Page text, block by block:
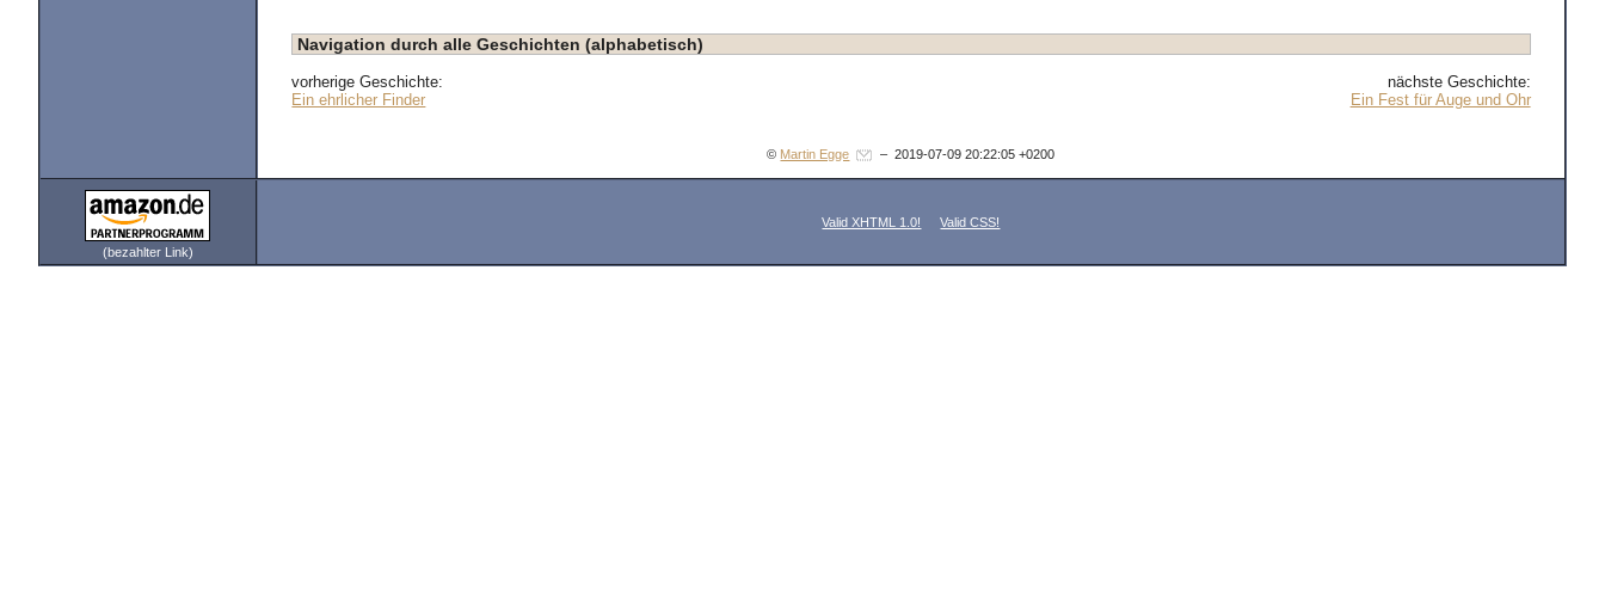
Navigation durch alle Geschichten (alphabetisch)
vorherige Geschichte:
Ein ehrlicher Finder
nächste Geschichte:
Ein Fest für Auge und Ohr
© Martin Egge – 2019-07-09 20:22:05 +0200
(bezahlter Link)
Valid XHTML 1.0! Valid CSS!